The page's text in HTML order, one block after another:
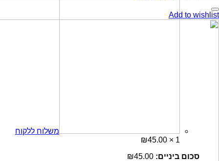
משלוח ללקוח
₪45.00
ביניים:
₪45.00
Add